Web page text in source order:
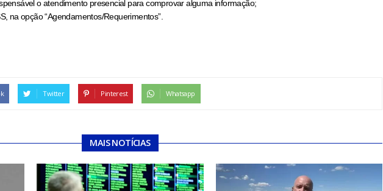
o atendimento presencial para comprovar alguma informação;
na opção “Agendamentos/Requerimentos”.
Twitter Pinterest Whatsapp
MAIS NOTÍCIAS